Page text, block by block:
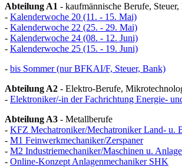
Abteilung A1 - kaufmännische Berufe,
- Kalenderwoche 20 (11. - 15. Mai)
- Kalenderwoche 22 (25. - 29. Mai)
- Kalenderwoche 24 (08. - 12. Juni)
- Kalenderwoche 25 (15. - 19. Juni)
- bis Sommer (nur BFKAI/F, Steuer, Bank)
Abteilung A2 - Elektro-Berufe,
- Elektroniker/-in der Fachrichtung Energie-
Abteilung A3 - Metallberufe
- KFZ Mechatroniker/Mechatroniker Land- u.
- M1 Feinwerkmechaniker/Zerspaner
- M2 Industriemechaniker/Maschinen u.
- Online-Konzept Anlagenmechaniker SHK